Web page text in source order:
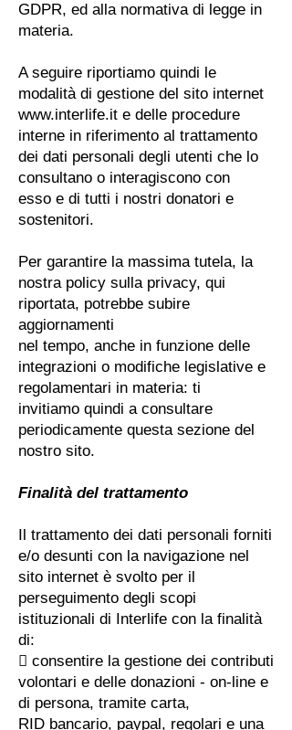
GDPR, ed alla normativa di legge in
materia.
A seguire riportiamo quindi le
modalità di gestione del sito internet
www.interlife.it e delle procedure
interne in riferimento al trattamento
dei dati personali degli utenti che lo
consultano o interagiscono con
esso e di tutti i nostri donatori e
sostenitori.
Per garantire la massima tutela, la
nostra policy sulla privacy, qui
riportata, potrebbe subire
aggiornamenti
nel tempo, anche in funzione delle
integrazioni o modifiche legislative e
regolamentari in materia: ti
invitiamo quindi a consultare
periodicamente questa sezione del
nostro sito.
Finalità del trattamento
Il trattamento dei dati personali forniti
e/o desunti con la navigazione nel
sito internet è svolto per il
perseguimento degli scopi
istituzionali di Interlife con la finalità
di:
 consentire la gestione dei contributi
volontari e delle donazioni - on-line e
di persona, tramite carta,
RID bancario, paypal, regolari e una